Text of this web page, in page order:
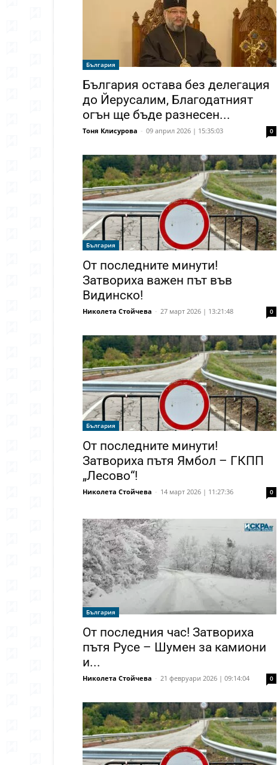
България
България остава без делегация
до Йерусалим, Благодатният
огън ще бъде разнесен...
Тоня Клисурова - 09 април 2026 | 15:35:03 0
България
От последните минути!
Затвориха важен път във
Видинско!
Николета Стойчева - 27 март 2026 | 13:21:48 0
България
От последните минути!
Затвориха пътя Ямбол – ГКПП
„Лесово“!
Николета Стойчева - 14 март 2026 | 11:27:36 0
България
От последния час! Затвориха
пътя Русе – Шумен за камиони
и...
Николета Стойчева - 21 февруари 2026 | 09:14:04 0